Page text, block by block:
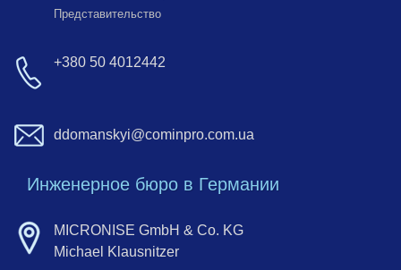
Представительство
+380 50 4012442
ddomanskyi@cominpro.com.ua
Инженерное бюро в Германии
MICRONISE GmbH & Co. KG
Michael Klausnitzer